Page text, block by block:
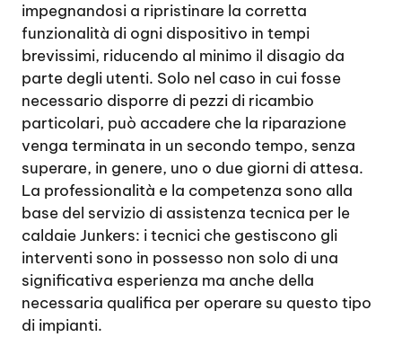
impegnandosi a ripristinare la corretta
funzionalità di ogni dispositivo in tempi
brevissimi, riducendo al minimo il disagio da
parte degli utenti. Solo nel caso in cui fosse
necessario disporre di pezzi di ricambio
particolari, può accadere che la riparazione
venga terminata in un secondo tempo, senza
superare, in genere, uno o due giorni di attesa.
La professionalità e la competenza sono alla
base del servizio di assistenza tecnica per le
caldaie Junkers: i tecnici che gestiscono gli
interventi sono in possesso non solo di una
significativa esperienza ma anche della
necessaria qualifica per operare su questo tipo
di impianti.